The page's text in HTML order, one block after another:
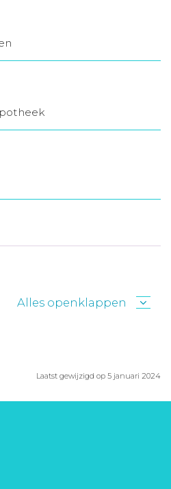
Alles openklappen
Laatst gewijzigd op 5 januari 2024